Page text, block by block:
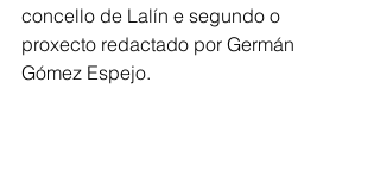
concello de Lalín e segundo o
proxecto redactado por Germán
Gómez Espejo.